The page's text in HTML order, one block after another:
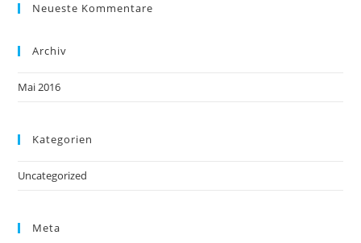
Neueste Kommentare
Archiv
Mai 2016
Kategorien
Uncategorized
Meta